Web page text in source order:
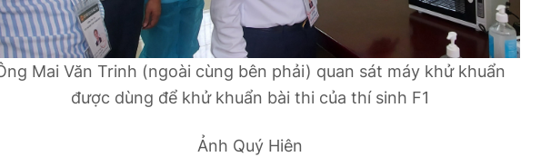
Mai Văn Trinh (ngoài cùng bên phải) quan sát máy khử khuẩn
được dùng để khử khuẩn bài thi của thí sinh F1
Ảnh Quý Hiên